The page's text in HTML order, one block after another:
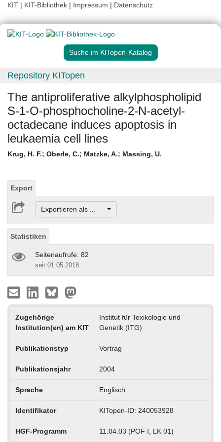
KIT | KIT-Bibliothek | Impressum | Datenschutz
Suche im KITopen-Katalog
Repository KITopen
The antiproliferative alkylphospholipid
S-1-O-phosphocholine-2-N-acetyl-
octadecane induces apoptosis in
leukaemia cell lines
Krug, H. F.; Oberle, C.; Matzke, A.; Massing, U.
Export
Exportieren als ...
Statistiken
Seitenaufrufe: 82
seit 01.05.2018
Zugehörige
Institution(en) am KIT
Institut für Toxikologie und
Genetik (ITG)
Publikationstyp Vortrag
Publikationsjahr 2004
Sprache Englisch
Identifikator KITopen-ID: 240053928
HGF-Programm 11.04.03 (POF I, LK 01)